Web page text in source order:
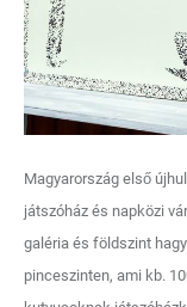
Magyarország első
játszóház és napközi
galéria és földszint
pinceszinten, ami kb.